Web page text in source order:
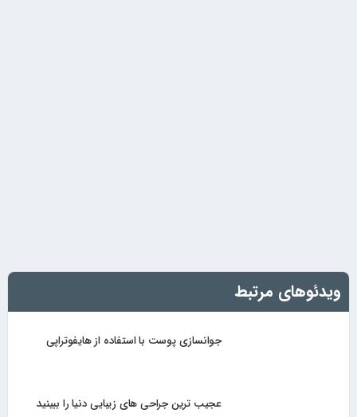
ویدئوهای مرتبط
جوانسازی پوست با استفاده از هایفوتراپی
عجیب ترین جراحی های زیبایی دنیا را ببینید